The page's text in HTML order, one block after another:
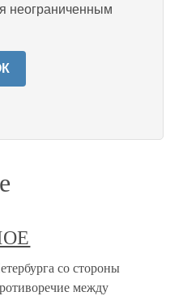
неограниченным
со стороны
между